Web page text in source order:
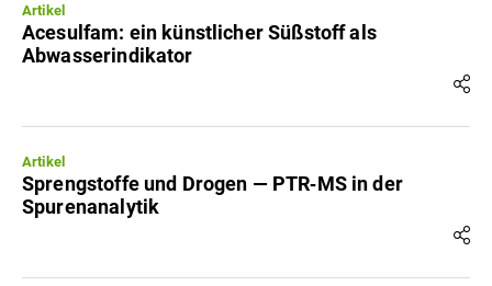
Artikel
Acesulfam: ein künstlicher Süßstoff als
Abwasserindikator
Artikel
Sprengstoffe und Drogen — PTR‐MS in der
Spurenanalytik